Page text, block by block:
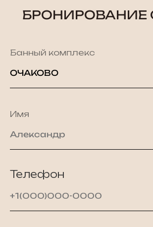
БРОНИРОВАНИЕ
Банный комплекс
Имя
Телефон